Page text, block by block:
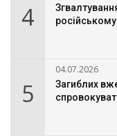
4
5
04.07.2026
Загиблих